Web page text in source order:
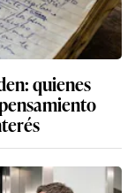
quienes